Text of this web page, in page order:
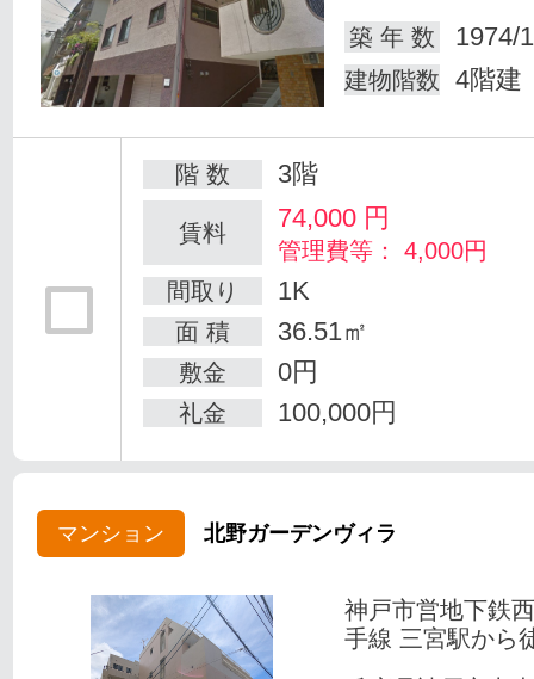
築 年 数
1974/
建物階数 4階建
階 数 3階
賃料 74,000 円
管理費等： 4,000円
間取り
1K
面 積 36.51㎡
敷金 0円
礼金 100,000円
マンション 北野ガーデンヴィラ
神戸市営地下鉄
手線 三宮駅から